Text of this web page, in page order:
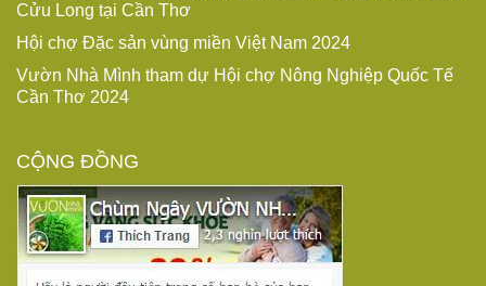
Cửu Long tại Cần Thơ
Hội chợ Đặc sản vùng miền Việt Nam 2024
Vườn Nhà Mình tham dự Hội chợ Nông Nghiệp Quốc Tế
Cần Thơ 2024
CỘNG ĐỒNG